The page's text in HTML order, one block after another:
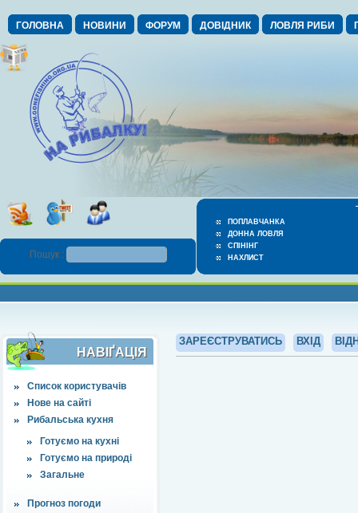
ГОЛОВНА НОВИНИ ФОРУМ ДОВІДНИК ЛОВЛЯ РИБИ
ПОПЛАВЧАНКА
ДОННА ЛОВЛЯ
СПІНІНГ
НАХЛИСТ
Пошук :
НАВІҐАЦІЯ
Список користувачів
Нове на сайті
Рибальська кухня
Готуємо на кухні
Готуємо на природі
Загальне
Прогноз погоди
ЗАРЕЄСТРУВАТИСЬ ВХІД